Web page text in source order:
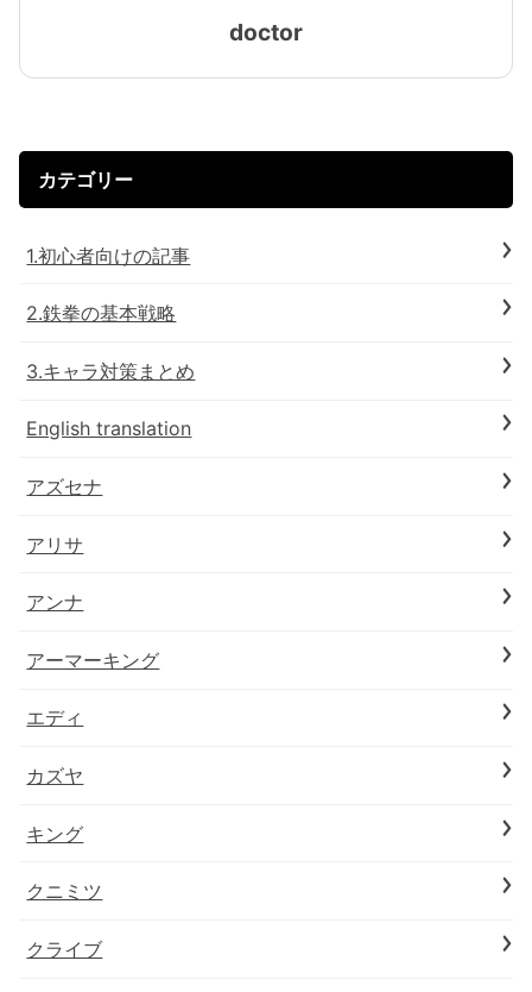
doctor
カテゴリー
1.初心者向けの記事
2.鉄拳の基本戦略
3.キャラ対策まとめ
English translation
アズセナ
アリサ
アンナ
アーマーキング
エディ
カズヤ
キング
クニミツ
クライブ